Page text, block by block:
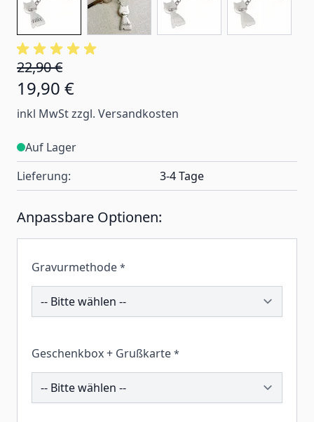
22,90 €
19,90 €
inkl MwSt zzgl. Versandkosten
Auf Lager
Lieferung:
3-4 Tage
Anpassbare Optionen:
Gravurmethode *
191254
Geschenkbox + Grußkarte *
258320